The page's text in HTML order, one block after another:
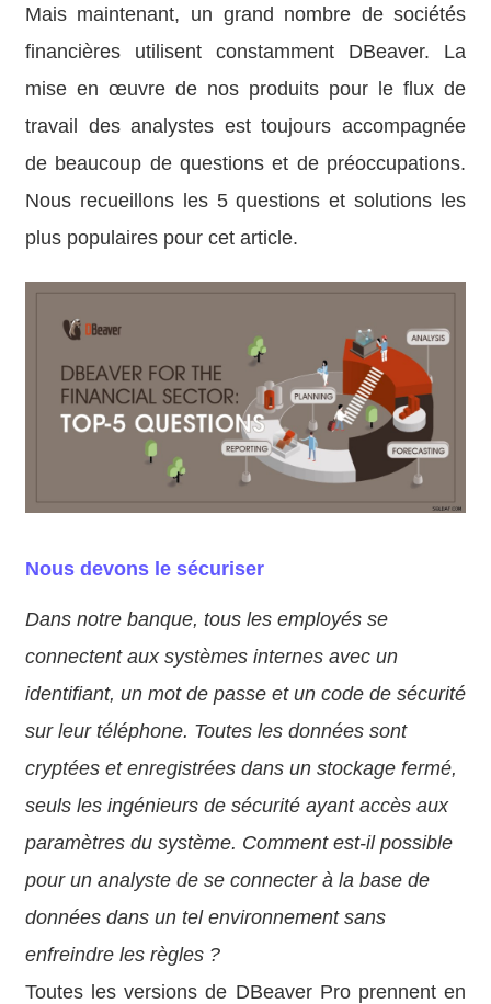
Mais maintenant, un grand nombre de sociétés
financières utilisent constamment DBeaver. La
mise en œuvre de nos produits pour le flux de
travail des analystes est toujours accompagnée
de beaucoup de questions et de préoccupations.
Nous recueillons les 5 questions et solutions les
plus populaires pour cet article.
Nous devons le sécuriser
Dans notre banque, tous les employés se
connectent aux systèmes internes avec un
identifiant, un mot de passe et un code de sécurité
sur leur téléphone. Toutes les données sont
cryptées et enregistrées dans un stockage fermé,
seuls les ingénieurs de sécurité ayant accès aux
paramètres du système. Comment est-il possible
pour un analyste de se connecter à la base de
données dans un tel environnement sans
enfreindre les règles ?
Toutes les versions de DBeaver Pro prennent en